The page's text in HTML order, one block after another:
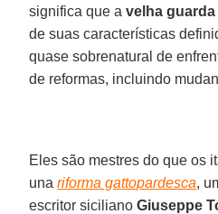
significa que avelha guarda
de suas características
quase sobrenatural de
de reformas, incluindo
Eles são mestres do que os
unariforma gattopardesca,
escritor sicilianoGiuseppe